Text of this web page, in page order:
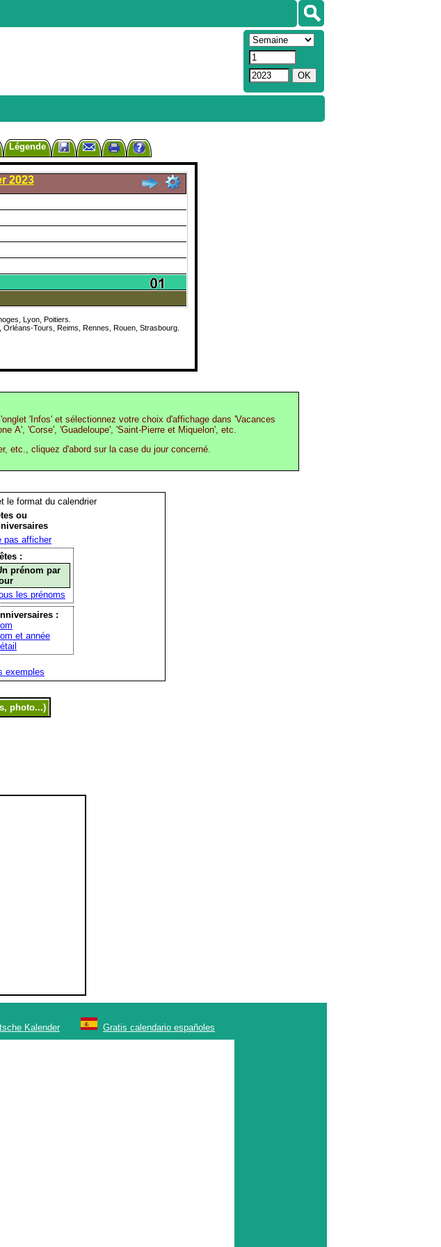
Légende
2023
Lyon, Poitiers.
Tours, Reims, Rennes, Rouen, Strasbourg.
'Infos' et sélectionnez votre choix d'affichage dans 'Vacances
A', 'Corse', 'Guadeloupe', 'Saint-Pierre et Miquelon', etc.
etc., cliquez d'abord sur la case du jour concerné.
le format du calendrier
ou
pas afficher
:
prénom par
les prénoms
:
et année
exemples
Kalender Gratis calendario españoles